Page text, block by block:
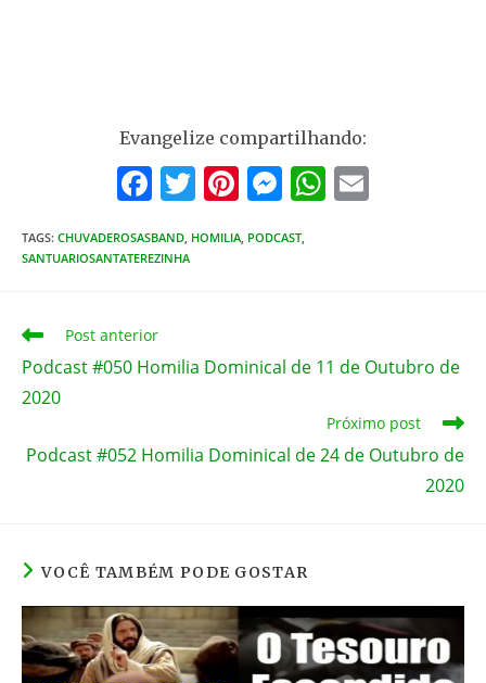
Evangelize compartilhando:
F
c
o
T
itt
Pi
er
M
ss
g
W
p
TAGS: CHUVADEROSASBAND, HOMILIA, PODCAST,
SANTUARIOSANTATEREZINHA
Leia
mais
artigos
Post anterior
Podcast #050 Homilia Dominical de 11 de Outubro de
2020
Próximo post
Podcast #052 Homilia Dominical de 24 de Outubro de
2020
VOCÊ TAMBÉM PODE GOSTAR